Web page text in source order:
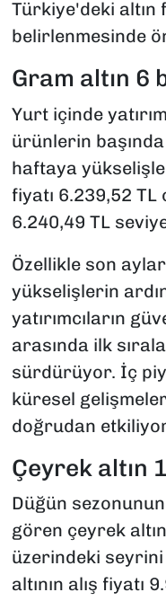
Türkiye'deki altın
belirlenmesinde
Gram altın 6
Yurt içinde
ürünlerin
haftaya yükselişle
fiyatı 6.239,52 TL
6.240,49 TL
Özellikle son
yükselişlerin
yatırımcıların
arasında ilk
sürdürüyor. İç
küresel
doğrudan
Çeyrek altın
Düğün
gören çeyrek
üzerindeki
altının alış fiyatı